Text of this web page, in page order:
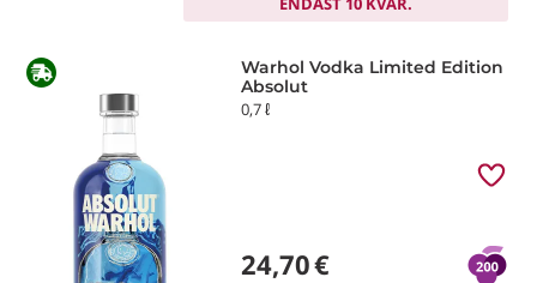
Warhol Vodka Limited Edition
Absolut
0,7 ℓ
24,70€